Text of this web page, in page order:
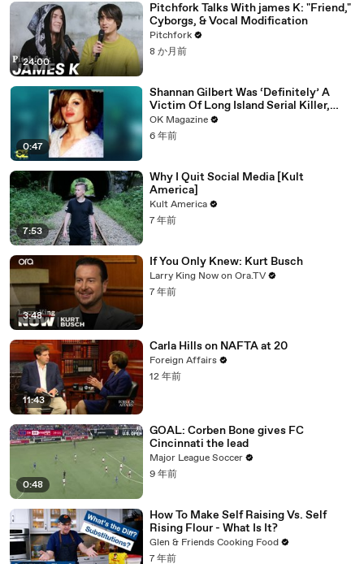
24:00
Pitchfork Talks With james K: "Friend,"
Cyborgs, & Vocal Modification
Pitchfork
8 か月前
0:47
Shannan Gilbert Was ‘Definitely’ A
Victim Of Long Island Serial Killer,
Says Her Sister: Watch
OK Magazine
6 年前
7:53
Why I Quit Social Media [Kult
America]
Kult America
7 年前
3:48
If You Only Knew: Kurt Busch
Larry King Now on Ora.TV
7 年前
11:43
Carla Hills on NAFTA at 20
Foreign Affairs
12 年前
0:48
GOAL: Corben Bone gives FC
Cincinnati the lead
Major League Soccer
9 年前
How To Make Self Raising Vs. Self
Rising Flour - What Is It?
Glen & Friends Cooking Food
7 年前